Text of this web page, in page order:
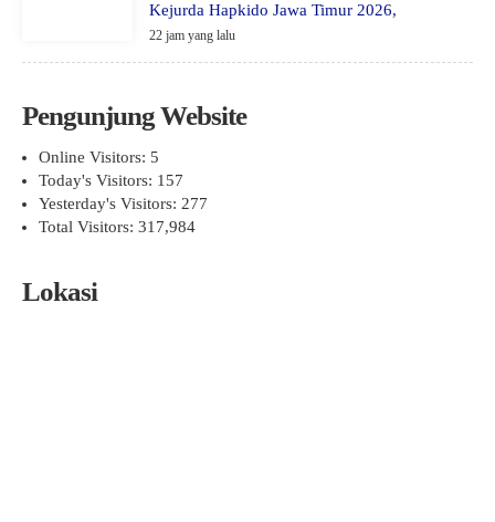
Kejurda Hapkido Jawa Timur 2026,
22 jam yang lalu
Pengunjung Website
Online Visitors: 5
Today's Visitors: 157
Yesterday's Visitors: 277
Total Visitors: 317,984
Lokasi